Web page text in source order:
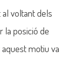
voltant dels
la posició de
motiu va